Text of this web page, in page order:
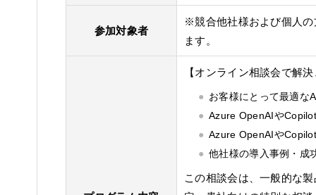
参加対象者
※競合他社様および個人
ます。
【オンライン相談会で解
お客様にとって最適な
Azure OpenAIや
Azure OpenAIや
他社様の導入事例・成
この相談会は、一般的な